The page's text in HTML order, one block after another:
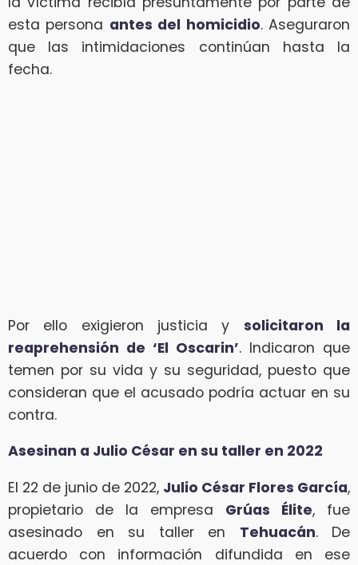
esta persona antes del homicidio. Aseguraron
que las intimidaciones continúan hasta la
fecha.
Por ello exigieron justicia y solicitaron la
reaprehensión de ‘El Oscarin’. Indicaron que
temen por su vida y su seguridad, puesto que
consideran que el acusado podría actuar en su
contra.
Asesinan a Julio César en su taller en 2022
El 22 de junio de 2022, Julio César Flores García,
propietario de la empresa Grúas Élite, fue
asesinado en su taller en Tehuacán. De
acuerdo con información difundida en ese